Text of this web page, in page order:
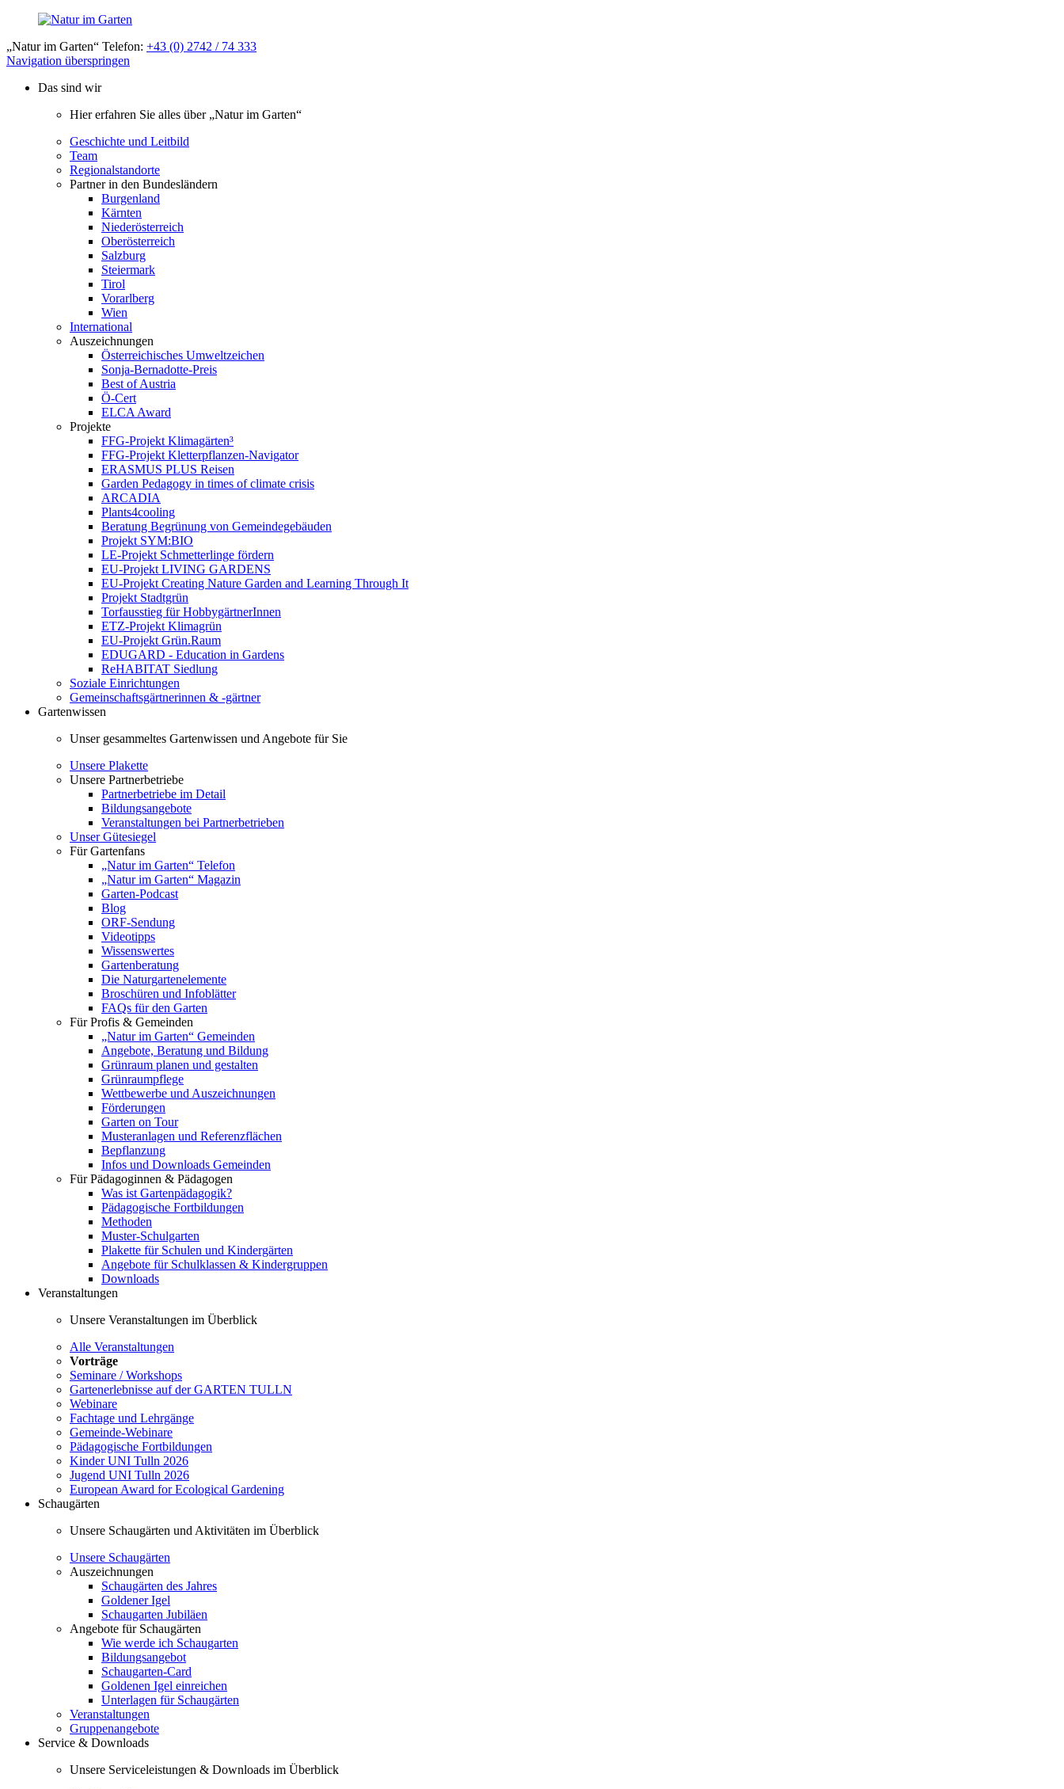
„Natur im Garten“ Telefon: +43 (0) 2742 / 74 333
Navigation überspringen
Das sind wir
Hier erfahren Sie alles über „Natur im Garten“
Geschichte und Leitbild
Team
Regionalstandorte
Partner in den Bundesländern
Burgenland
Kärnten
Niederösterreich
Oberösterreich
Salzburg
Steiermark
Tirol
Vorarlberg
Wien
International
Auszeichnungen
Österreichisches Umweltzeichen
Sonja-Bernadotte-Preis
Best of Austria
Ö-Cert
ELCA Award
Projekte
FFG-Projekt Klimagärten³
FFG-Projekt Kletterpflanzen-Navigator
ERASMUS PLUS Reisen
Garden Pedagogy in times of climate crisis
ARCADIA
Plants4cooling
Beratung Begrünung von Gemeindegebäuden
Projekt SYM:BIO
LE-Projekt Schmetterlinge fördern
EU-Projekt LIVING GARDENS
EU-Projekt Creating Nature Garden and Learning Through It
Projekt Stadtgrün
Torfausstieg für HobbygärtnerInnen
ETZ-Projekt Klimagrün
EU-Projekt Grün.Raum
EDUGARD - Education in Gardens
ReHABITAT Siedlung
Soziale Einrichtungen
Gemeinschaftsgärtnerinnen & -gärtner
Gartenwissen
Unser gesammeltes Gartenwissen und Angebote für Sie
Unsere Plakette
Unsere Partnerbetriebe
Partnerbetriebe im Detail
Bildungsangebote
Veranstaltungen bei Partnerbetrieben
Unser Gütesiegel
Für Gartenfans
„Natur im Garten“ Telefon
„Natur im Garten“ Magazin
Garten-Podcast
Blog
ORF-Sendung
Videotipps
Wissenswertes
Gartenberatung
Die Naturgartenelemente
Broschüren und Infoblätter
FAQs für den Garten
Für Profis & Gemeinden
„Natur im Garten“ Gemeinden
Angebote, Beratung und Bildung
Grünraum planen und gestalten
Grünraumpflege
Wettbewerbe und Auszeichnungen
Förderungen
Garten on Tour
Musteranlagen und Referenzflächen
Bepflanzung
Infos und Downloads Gemeinden
Für Pädagoginnen & Pädagogen
Was ist Gartenpädagogik?
Pädagogische Fortbildungen
Methoden
Muster-Schulgarten
Plakette für Schulen und Kindergärten
Angebote für Schulklassen & Kindergruppen
Downloads
Veranstaltungen
Unsere Veranstaltungen im Überblick
Alle Veranstaltungen
Vorträge
Seminare / Workshops
Gartenerlebnisse auf der GARTEN TULLN
Webinare
Fachtage und Lehrgänge
Gemeinde-Webinare
Pädagogische Fortbildungen
Kinder UNI Tulln 2026
Jugend UNI Tulln 2026
European Award for Ecological Gardening
Schaugärten
Unsere Schaugärten und Aktivitäten im Überblick
Unsere Schaugärten
Auszeichnungen
Schaugärten des Jahres
Goldener Igel
Schaugarten Jubiläen
Angebote für Schaugärten
Wie werde ich Schaugarten
Bildungsangebot
Schaugarten-Card
Goldenen Igel einreichen
Unterlagen für Schaugärten
Veranstaltungen
Gruppenangebote
Service & Downloads
Unsere Serviceleistungen & Downloads im Überblick